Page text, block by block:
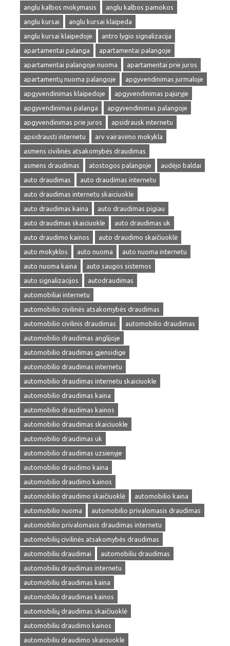
anglu kalbos mokymasis
anglu kalbos pamokos
anglu kursai
anglu kursai klaipeda
anglu kursai klaipedoje
antro lygio signalizacija
apartamentai palanga
apartamentai palangoje
apartamentai palangoje nuoma
apartamentai prie juros
apartamentų nuoma palangoje
apgyvendinimas jurmaloje
apgyvendinimas klaipedoje
apgyvendinimas pajuryje
apgyvendinimas palanga
apgyvendinimas palangoje
apgyvendinimas prie juros
apsidrausk internetu
apsidrausti internetu
arv vairavimo mokykla
asmens civilinės atsakomybės draudimas
asmens draudimas
atostogos palangoje
audėjo baldai
auto draudimas
auto draudimas internetu
auto draudimas internetu skaiciuokle
auto draudimas kaina
auto draudimas pigiau
auto draudimas skaiciuokle
auto draudimas uk
auto draudimo kainos
auto draudimo skaičiuoklė
auto mokyklos
auto nuoma
auto nuoma internetu
auto nuoma kaina
auto saugos sistemos
auto signalizacijos
autodraudimas
automobiliai internetu
automobilio civilinės atsakomybės draudimas
automobilio civilinis draudimas
automobilio draudimas
automobilio draudimas anglijoje
automobilio draudimas gjensidige
automobilio draudimas internetu
automobilio draudimas internetu skaiciuokle
automobilio draudimas kaina
automobilio draudimas kainos
automobilio draudimas skaiciuokle
automobilio draudimas uk
automobilio draudimas uzsienyje
automobilio draudimo kaina
automobilio draudimo kainos
automobilio draudimo skaičiuoklė
automobilio kaina
automobilio nuoma
automobilio privalomasis draudimas
automobilio privalomasis draudimas internetu
automobilių civilinės atsakomybės draudimas
automobiliu draudimai
automobiliu draudimas
automobiliu draudimas internetu
automobiliu draudimas kaina
automobiliu draudimas kainos
automobilių draudimas skaičiuoklė
automobiliu draudimo kainos
automobiliu draudimo skaiciuokle